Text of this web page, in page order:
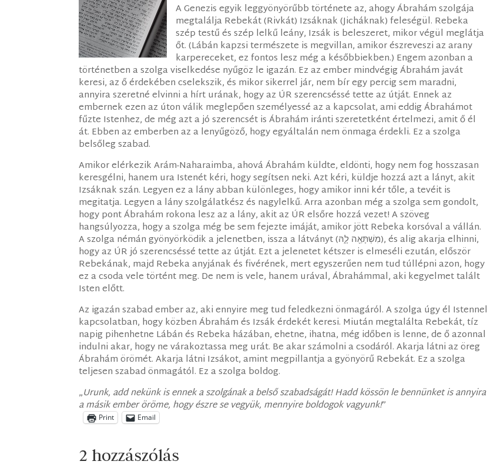
A Genezis egyik leggyönyörűbb története az, ahogy Ábrahám szolgája
megtalálja Rebekát (Rivkát) Izsáknak (Jicháknak) feleségül. Rebeka
szép testű és szép lelkű leány, Izsák is beleszeret, mikor végül meglátja
őt. (Lábán kapzsi természete is megvillan, amikor észreveszi az arany
karpereceket, ez fontos lesz még a későbbiekben.) Engem azonban a
történetben a szolga viselkedése nyűgöz le igazán. Ez az ember mindvégig Ábrahám javát
keresi, az ő érdekében cselekszik, és mikor sikerrel jár, nem bír egy percig sem maradni,
annyira szeretné elvinni a hírt urának, hogy az ÚR szerencséssé tette az útját. Ennek az
embernek ezen az úton válik meglepően személyessé az a kapcsolat, ami eddig Ábrahámot
fűzte Istenhez, de még azt a jó szerencsét is Ábrahám iránti szeretetként értelmezi, amit ő él
át. Ebben az emberben az a lenyűgöző, hogy egyáltalán nem önmaga érdekli. Ez a szolga
belsőleg szabad.
Amikor elérkezik Arám-Naharaimba, ahová Ábrahám küldte, eldönti, hogy nem fog hosszasan
keresgélni, hanem ura Istenét kéri, hogy segítsen neki. Azt kéri, küldje hozzá azt a lányt, akit
Izsáknak szán. Legyen ez a lány abban különleges, hogy amikor inni kér tőle, a tevéit is
megitatja. Legyen a lány szolgálatkész és nagylelkű. Arra azonban még a szolga sem gondolt,
hogy pont Ábrahám rokona lesz az a lány, akit az ÚR elsőre hozzá vezet! A szöveg
hangsúlyozza, hogy a szolga még be sem fejezte imáját, amikor jött Rebeka korsóval a vállán.
A szolga némán gyönyörködik a jelenetben, issza a látványt (מִשְׁתָּאֵ֖ה לָ֑הּ), és alig akarja elhinni,
hogy az ÚR jó szerencséssé tette az útját. Ezt a jelenetet kétszer is elmeséli ezután, először
Rebekának, majd Rebeka anyjának és fivérének, mert egyszerűen nem tud túllépni azon, hogy
ez a csoda vele történt meg. De nem is vele, hanem urával, Ábrahámmal, aki kegyelmet talált
Isten előtt.
Az igazán szabad ember az, aki ennyire meg tud feledkezni önmagáról. A szolga úgy él Istennel
kapcsolatban, hogy közben Ábrahám és Izsák érdekét keresi. Miután megtalálta Rebekát, tíz
napig pihenhetne Lábán és Rebeka házában, ehetne, ihatna, még időben is lenne, de ő azonnal
indulni akar, hogy ne várakoztassa meg urát. Be akar számolni a csodáról. Akarja látni az öreg
Ábrahám örömét. Akarja látni Izsákot, amint megpillantja a gyönyörű Rebekát. Ez a szolga
teljesen szabad önmagától. Ez a szolga boldog.
„Urunk, add nekünk is ennek a szolgának a belső szabadságát! Hadd kössön le bennünket is annyira
a másik ember öröme, hogy észre se vegyük, mennyire boldogok vagyunk!”
Print Email
2 hozzászólás